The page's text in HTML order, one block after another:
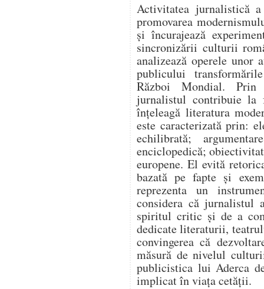
Activitatea jurnalistică
promovarea
și încurajează
sincronizării culturii
analizează operele unor
publicului
Război Mondial. Prin
jurnalistul contribuie la
înțeleagă literatura
este caracterizată prin:
echilibrată;
enciclopedică;
europene. El evită
bazată pe fapte și
reprezenta un
considera că jurnalistul
spiritul critic și de a
dedicate literaturii,
convingerea că
măsură de nivelul
publicistica lui Aderca
implicat în viața cetății.